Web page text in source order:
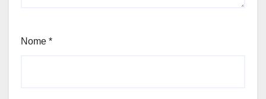
Nome *